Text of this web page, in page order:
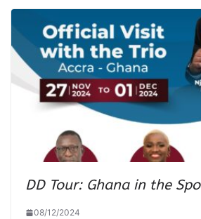
DD Tour: Ghana in the
08/12/2024